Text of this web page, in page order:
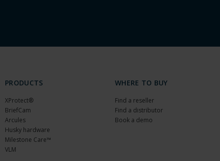
PRODUCTS
XProtect®
BriefCam
Arcules
Husky hardware
Milestone Care™
VLM
WHERE TO BUY
Find a reseller
Find a distributor
Book a demo